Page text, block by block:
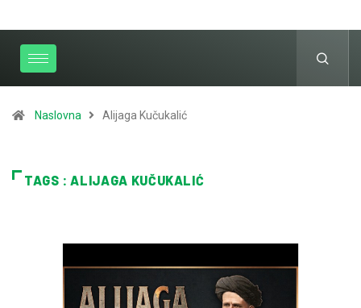
Naslovna Alijaga Kučukalić
TAGS : ALIJAGA KUČUKALIĆ